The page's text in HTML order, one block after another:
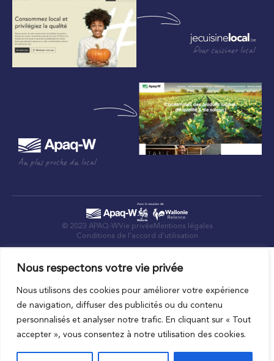
Nous respectons votre vie privée
Nous utilisons des cookies pour améliorer votre expérience
de navigation, diffuser des publicités ou du contenu
personnalisés et analyser notre trafic. En cliquant sur « Tout
accepter », vous consentez à notre utilisation des cookies.
Pour cuisiner local
Au plus proche du local
© 2023 APAQ-WVie privée Mentions légales
Conditions de l’accord d’utilisation